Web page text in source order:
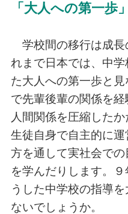
「大人への第一歩
学校間の移行は成長
れまで日本では、中
た大人への第一歩と
で先輩後輩の関係を
人間関係を圧縮した
生徒自身で自主的に
方を通して実社会で
を学んだりします。
うした中学校の指導
ないでしょうか。